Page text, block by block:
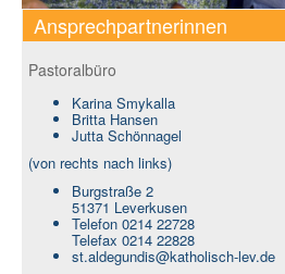
Ansprechpartnerinnen
Pastoralbüro
Karina Smykalla
Britta Hansen
Jutta Schönnagel
(von rechts nach links)
Burgstraße 2
51371 Leverkusen
Telefon 0214 22728
Telefax 0214 22828
st.aldegundis@katholisch-lev.de